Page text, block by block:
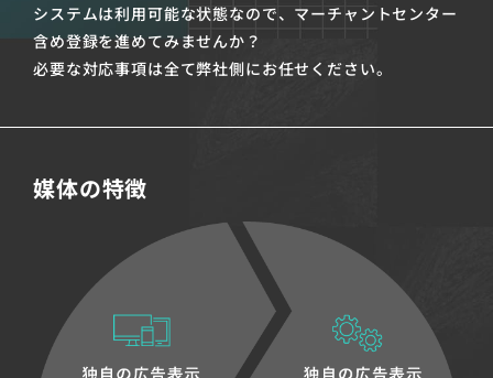
システムは利用可能な状態なので、マーチャントセンター
含め登録を進めてみませんか？
必要な対応事項は全て弊社側にお任せください。
媒体の特徴